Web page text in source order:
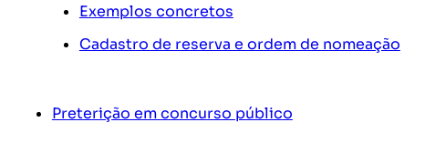
Exemplos concretos
Cadastro de reserva e ordem de nomeação
Preterição em concurso público